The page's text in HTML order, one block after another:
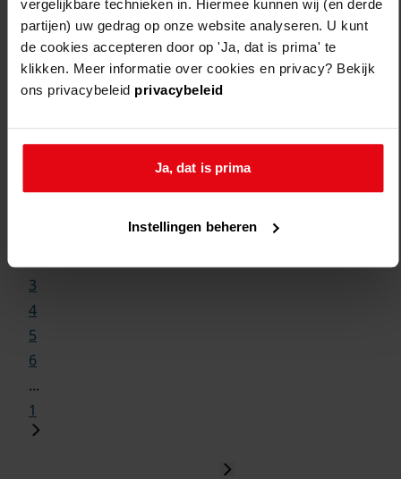
vergelijkbare technieken in. Hiermee kunnen wij (en derde
partijen) uw gedrag op onze website analyseren. U kunt
de cookies accepteren door op 'Ja, dat is prima' te
klikken. Meer informatie over cookies en privacy? Bekijk
ons privacybeleid privacybeleid
Ja, dat is prima
Instellingen beheren
3
4
5
6
...
1